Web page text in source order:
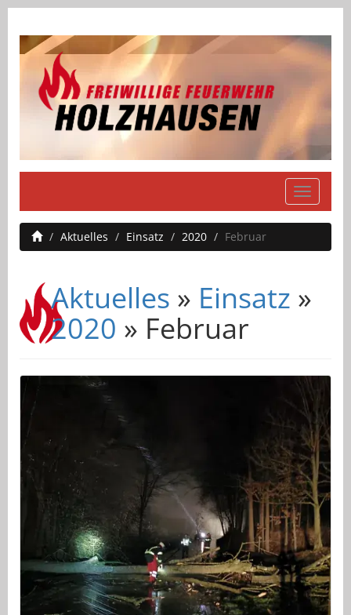
Aktuelles
Einsatz 2020 Februar
Aktuelles » Einsatz »
2020 » Februar